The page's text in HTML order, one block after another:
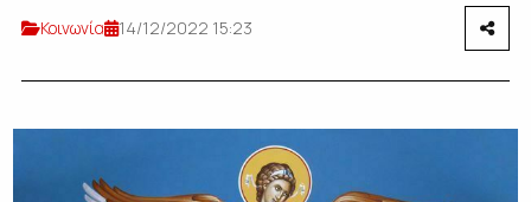
Κοινωνία 14/12/2022 15:23